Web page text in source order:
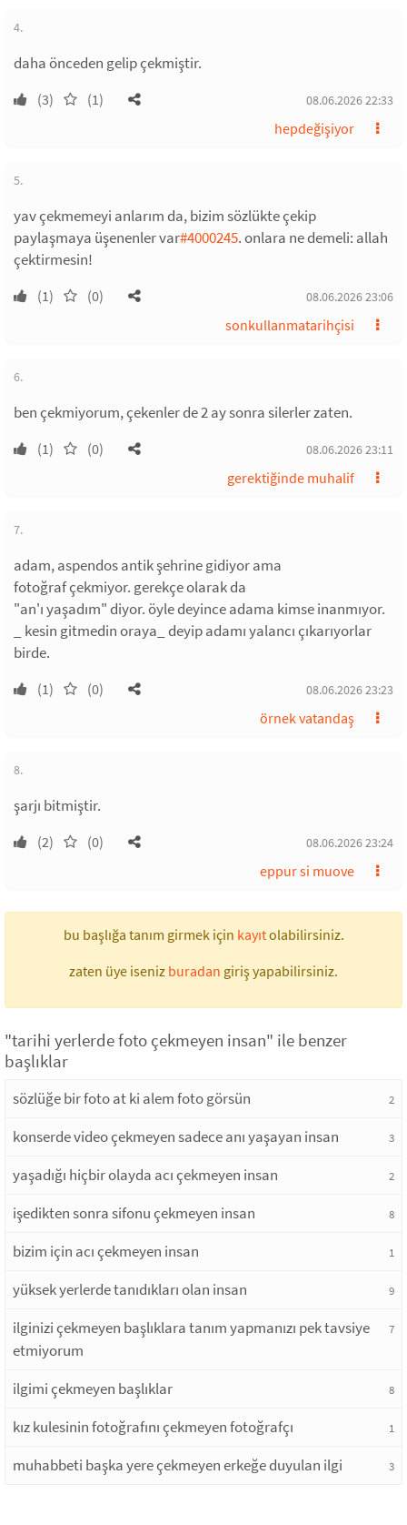
4.
daha önceden gelip çekmiştir.
(3) (1) 08.06.2026 22:33
hepdeğişiyor
5.
yav çekmemeyi anlarım da, bizim sözlükte çekip
paylaşmaya üşenenler var#4000245. onlara ne demeli: allah
çektirmesin!
(1) (0) 08.06.2026 23:06
sonkullanmatarihçisi
6.
ben çekmiyorum, çekenler de 2 ay sonra silerler zaten.
(1) (0) 08.06.2026 23:11
gerektiğinde muhalif
7.
adam, aspendos antik şehrine gidiyor ama
fotoğraf çekmiyor. gerekçe olarak da
"an'ı yaşadım" diyor. öyle deyince adama kimse inanmıyor.
_ kesin gitmedin oraya_ deyip adamı yalancı çıkarıyorlar
birde.
(1) (0) 08.06.2026 23:23
örnek vatandaş
8.
şarjı bitmiştir.
(2) (0) 08.06.2026 23:24
eppur si muove
bu başlığa tanım girmek için kayıtolabilirsiniz.
zaten üye iseniz buradan giriş yapabilirsiniz.
"tarihi yerlerde foto çekmeyen insan" ile benzer
başlıklar
sözlüğe bir foto at ki alem foto görsün 2
konserde video çekmeyen sadece anı yaşayan insan 3
yaşadığı hiçbir olayda acı çekmeyen insan 2
işedikten sonra sifonu çekmeyen insan 8
bizim için acı çekmeyen insan 1
yüksek yerlerde tanıdıkları olan insan 9
ilginizi çekmeyen başlıklara tanım yapmanızı pek tavsiye
etmiyorum
7
ilgimi çekmeyen başlıklar 8
kız kulesinin fotoğrafını çekmeyen fotoğrafçı 1
muhabbeti başka yere çekmeyen erkeğe duyulan ilgi 3